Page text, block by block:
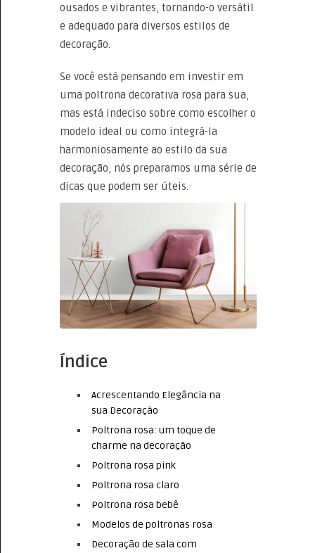
ousados e vibrantes, tornando-o versátil
e adequado para diversos estilos de
decoração.
Se você está pensando em investir em
uma poltrona decorativa rosa para sua,
mas está indeciso sobre como escolher o
modelo ideal ou como integrá-la
harmoniosamente ao estilo da sua
decoração, nós preparamos uma série de
dicas que podem ser úteis.
Índice
Acrescentando Elegância na
sua Decoração
Poltrona rosa: um toque de
charme na decoração
Poltrona rosa pink
Poltrona rosa claro
Poltrona rosa bebê
Modelos de poltronas rosa
Decoração de sala com